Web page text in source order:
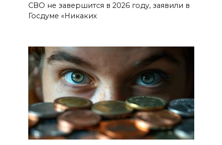
СВО не завершится в 2026 году, заявили в
Госдуме «Никаких